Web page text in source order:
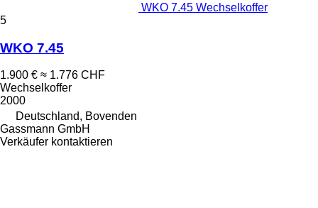
WKO 7.45 Wechselkoffer
5
WKO 7.45
1.900 € ≈ 1.776 CHF
Wechselkoffer
2000
Deutschland, Bovenden
Gassmann GmbH
Verkäufer kontaktieren